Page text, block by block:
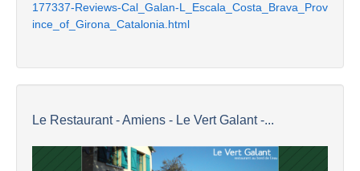
177337-Reviews-Cal_Galan-L_Escala_Costa_Brava_Prov
ince_of_Girona_Catalonia.html
Le Restaurant - Amiens - Le Vert Galant -...